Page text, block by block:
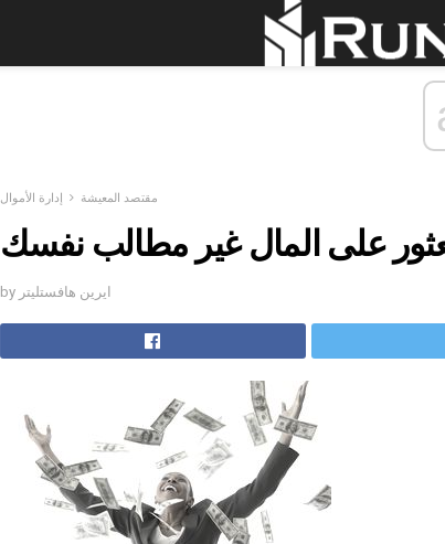
مقتصد المعيشة إدارة الأموال
على المال غير مطالب نفسك
by ايرين هافستليتر